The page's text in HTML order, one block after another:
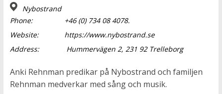
Nybostrand
Phone:
+46 (0) 734 08 4078.
Website:
https://www.nybostrand.se
Address:
Hummervägen 2, 231 92 Trelleborg
Anki Rehnman predikar på Nybostrand och familjen
Rehnman medverkar med sång och musik.